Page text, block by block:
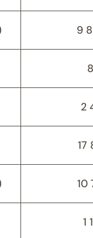
9
2
17
10
1